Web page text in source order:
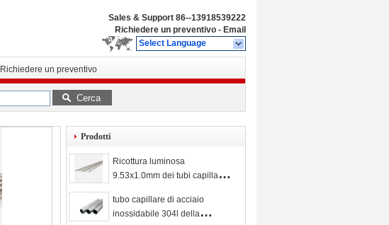
Sales & Support 86--13918539222
Richiedere un preventivo - Email
Select Language
Richiedere un preventivo
Cerca
Prodotti
Ricottura luminosa
9.53x1.0mm dei tubi capillari di
tubo capillare di acciaio
inossidabile 304l della